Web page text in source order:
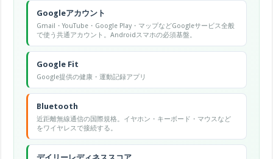
Googleアカウント
Gmail・YouTube・Google Play・マップなどGoogleサービス全般
で使う共通アカウント。Androidスマホの必須基盤。
Google Fit
Google提供の健康・運動記録アプリ
Bluetooth
近距離無線通信の国際規格。イヤホン・キーボード・マウスなど
をワイヤレスで接続する。